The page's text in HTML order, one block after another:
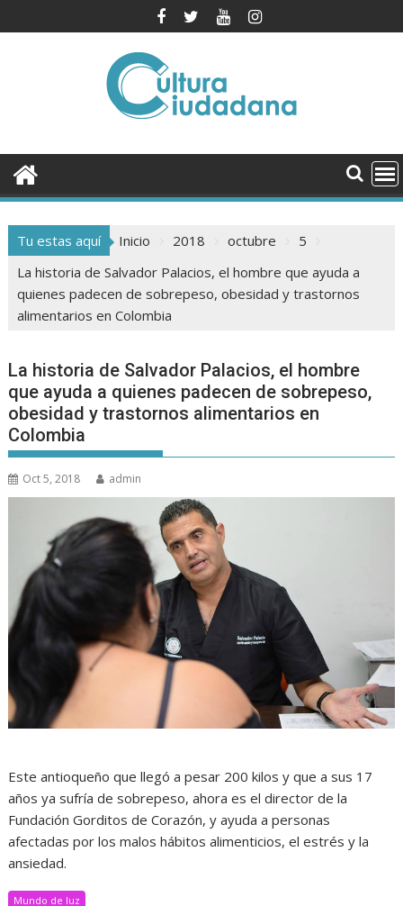
al
Tu estas aquí Inicio 2018 octubre
5
La historia de Salvador Palacios, el hombre que ayuda a
quienes padecen de sobrepeso, obesidad y trastornos
alimentarios en Colombia
La historia de Salvador Palacios, el hombre
que ayuda a quienes padecen de sobrepeso,
obesidad y trastornos alimentarios en
Colombia
Oct 5, 2018 admin
Este antioqueño que llegó a pesar 200 kilos y que a sus 17
años ya sufría de sobrepeso, ahora es el director de la
Fundación Gorditos de Corazón, y ayuda a personas
afectadas por los malos hábitos alimenticios, el estrés y la
ansiedad.
Mundo de luz